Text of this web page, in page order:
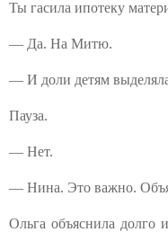
Ты гасила ипотеку
— Да. На Митю.
— И доли детям
Пауза.
— Нет.
— Нина. Это важно.
Ольга объяснила долго